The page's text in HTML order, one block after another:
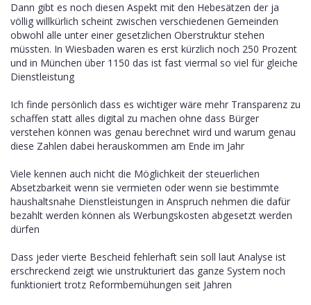
Dann gibt es noch diesen Aspekt mit den Hebesätzen der ja
völlig willkürlich scheint zwischen verschiedenen Gemeinden
obwohl alle unter einer gesetzlichen Oberstruktur stehen
müssten. In Wiesbaden waren es erst kürzlich noch 250 Prozent
und in München über 1150 das ist fast viermal so viel für gleiche
Dienstleistung
Ich finde persönlich dass es wichtiger wäre mehr Transparenz zu
schaffen statt alles digital zu machen ohne dass Bürger
verstehen können was genau berechnet wird und warum genau
diese Zahlen dabei herauskommen am Ende im Jahr
Viele kennen auch nicht die Möglichkeit der steuerlichen
Absetzbarkeit wenn sie vermieten oder wenn sie bestimmte
haushaltsnahe Dienstleistungen in Anspruch nehmen die dafür
bezahlt werden können als Werbungskosten abgesetzt werden
dürfen
Dass jeder vierte Bescheid fehlerhaft sein soll laut Analyse ist
erschreckend zeigt wie unstrukturiert das ganze System noch
funktioniert trotz Reformbemühungen seit Jahren